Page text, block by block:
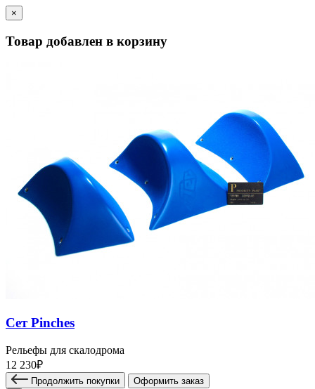
×
Товар добавлен в корзину
Сет Pinches
Рельефы для скалодрома
12 230₽
Продолжить покупки
Оформить заказ